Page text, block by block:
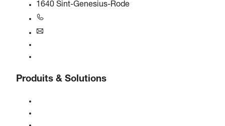
1640 Sint-Genesius-Rode
Produits & Solutions